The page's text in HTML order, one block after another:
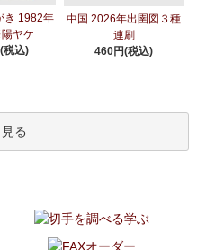
き 1982年
ヤケ
税込)
中国 2026年出圉図３種
連刷
460円(税込)
る